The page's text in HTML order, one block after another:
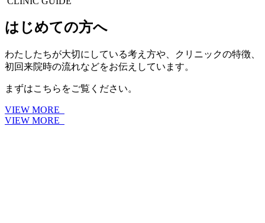
はじめての方へ
わたしたちが大切にしている考え方や、クリニックの特徴、
初回来院時の流れなどをお伝えしています。
まずはこちらをご覧ください。
VIEW MORE
VIEW MORE